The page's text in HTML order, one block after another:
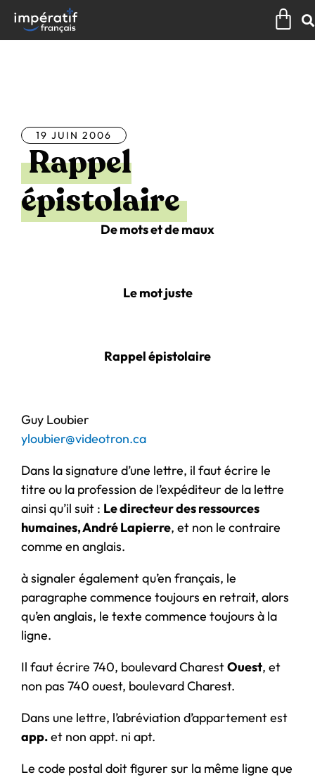
contenu
19 JUIN 2006
Rappel
épistolaire
De mots et de maux
Le mot juste
Rappel épistolaire
Guy Loubier
yloubier@videotron.ca
Dans la signature d’une lettre, il faut écrire le
titre ou la profession de l’expéditeur de la lettre
ainsi qu’il suit : Le directeur des ressources
humaines, André Lapierre, et non le contraire
comme en anglais.
à signaler également qu’en français, le
paragraphe commence toujours en retrait, alors
qu’en anglais, le texte commence toujours à la
ligne.
Il faut écrire 740, boulevard CharestOuest, et
non pas 740 ouest, boulevard Charest.
Dans une lettre, l’abréviation d’appartement est
app.et non appt. ni apt.
Le code postal doit figurer sur la même ligne que